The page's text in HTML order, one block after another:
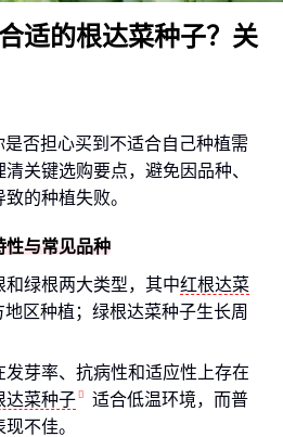
适的根达菜种子？关
是否担心买到不适合自己种植需
关键选购要点，避免因品种、
的种植失败。
性与常见品种
绿根两大类型，其中红根达菜
区种植；绿根达菜种子生长周
芽率、抗病性和适应性上存在
达菜种子
适合低温环境，而普
不佳。